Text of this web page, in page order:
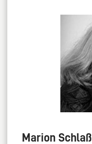
Marion Schlaß